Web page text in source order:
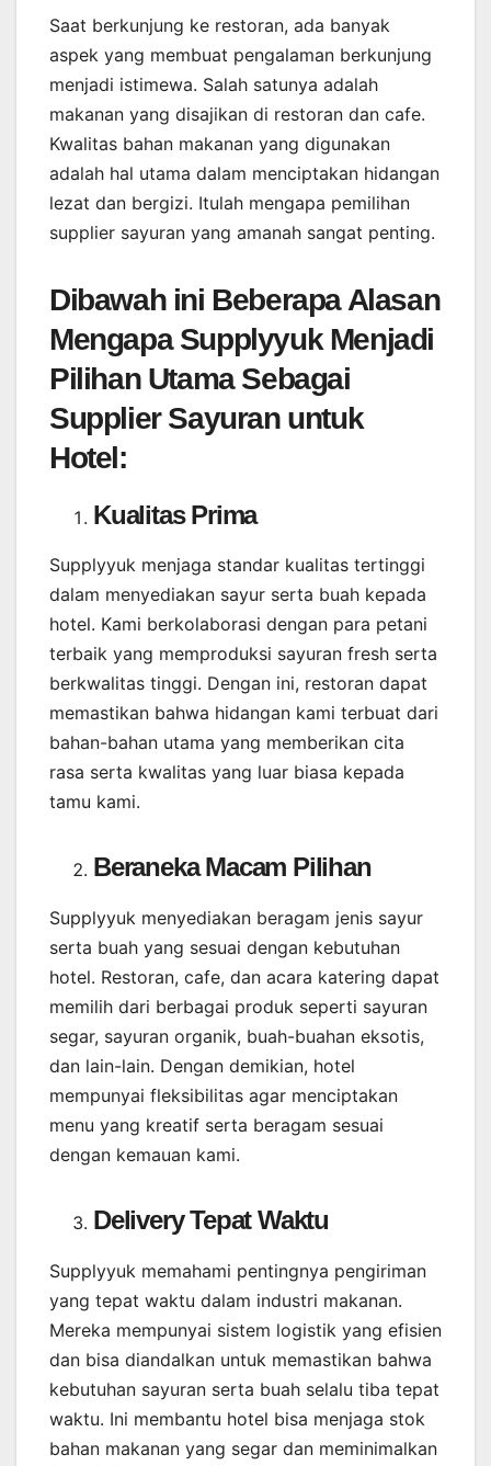
Saat berkunjung ke restoran, ada banyak
aspek yang membuat pengalaman berkunjung
menjadi istimewa. Salah satunya adalah
makanan yang disajikan di restoran dan cafe.
Kwalitas bahan makanan yang digunakan
adalah hal utama dalam menciptakan hidangan
lezat dan bergizi. Itulah mengapa pemilihan
supplier sayuran yang amanah sangat penting.
Dibawah ini Beberapa Alasan
Mengapa Supplyyuk Menjadi
Pilihan Utama Sebagai
Supplier Sayuran untuk
Hotel:
Kualitas Prima
Supplyyuk menjaga standar kualitas tertinggi
dalam menyediakan sayur serta buah kepada
hotel. Kami berkolaborasi dengan para petani
terbaik yang memproduksi sayuran fresh serta
berkwalitas tinggi. Dengan ini, restoran dapat
memastikan bahwa hidangan kami terbuat dari
bahan-bahan utama yang memberikan cita
rasa serta kwalitas yang luar biasa kepada
tamu kami.
Beraneka Macam Pilihan
Supplyyuk menyediakan beragam jenis sayur
serta buah yang sesuai dengan kebutuhan
hotel. Restoran, cafe, dan acara katering dapat
memilih dari berbagai produk seperti sayuran
segar, sayuran organik, buah-buahan eksotis,
dan lain-lain. Dengan demikian, hotel
mempunyai fleksibilitas agar menciptakan
menu yang kreatif serta beragam sesuai
dengan kemauan kami.
Delivery Tepat Waktu
Supplyyuk memahami pentingnya pengiriman
yang tepat waktu dalam industri makanan.
Mereka mempunyai sistem logistik yang efisien
dan bisa diandalkan untuk memastikan bahwa
kebutuhan sayuran serta buah selalu tiba tepat
waktu. Ini membantu hotel bisa menjaga stok
bahan makanan yang segar dan meminimalkan